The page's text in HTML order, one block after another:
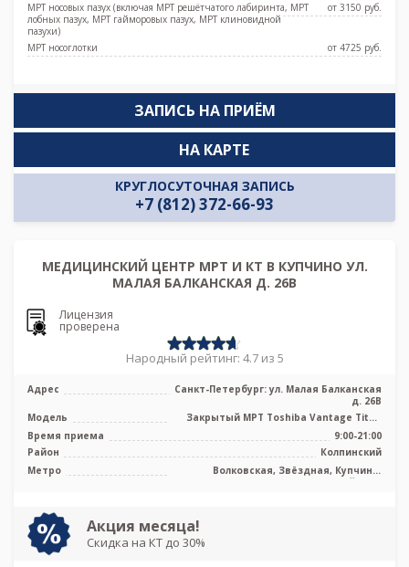
МРТ носовых пазух (включая МРТ решётчатого лабиринта, МРТ
лобных пазух, МРТ гайморовых пазух, МРТ клиновидной
пазухи)
от 3150 pуб.
МРТ носоглотки от 4725 pуб.
ЗАПИСЬ НА ПРИЁМ
КРУГЛОСУТОЧНАЯ ЗАПИСЬ
+7 (812) 372-66-93
НА КАРТЕ
МЕДИЦИНСКИЙ ЦЕНТР МРТ И КТ В КУПЧИНО УЛ.
МАЛАЯ БАЛКАНСКАЯ Д. 26В
Лицензия
проверена
Народный рейтинг: 4.7 из 5
Адрес
Санкт-Петербург: ул. Малая Балканская
д. 26В
Модель
Закрытый МРТ Toshiba Vantage Titan
1.5 Тесла, КТ Toshiba Aquilion 160 ...
Время приема
9:00-21:00
Район
Колпинский
Метро
Волковская, Звёздная, Купчино,
Московская, Шушары, Дунайская,
Акция месяца!
Скидка на КТ до 30%